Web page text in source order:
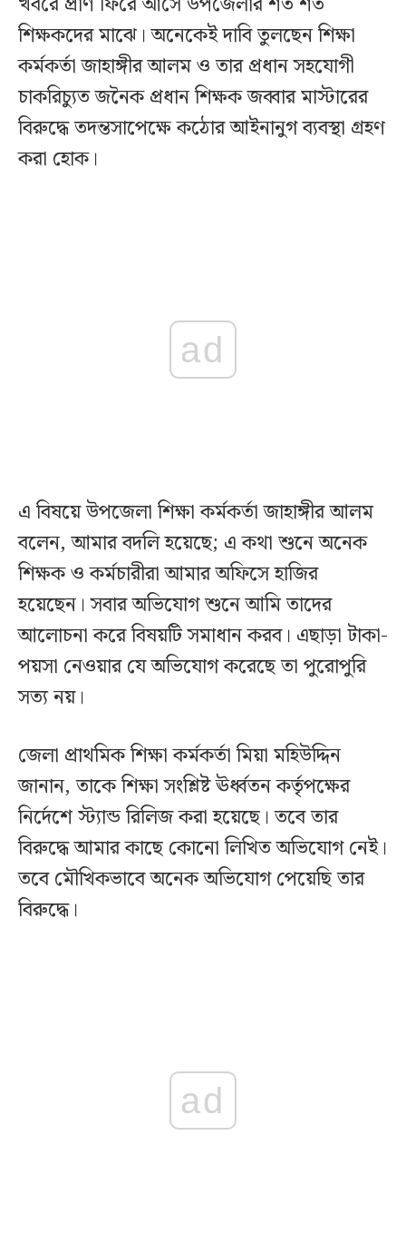
শিক্ষকদের মাঝে। অনেকেই দাবি তুলছেন শিক্ষা
কর্মকর্তা জাহাঙ্গীর আলম ও তার প্রধান সহযোগী
চাকরিচ্যুত জনৈক প্রধান শিক্ষক জব্বার মাস্টারের
বিরুদ্ধে তদন্তসাপেক্ষে কঠোর আইনানুগ ব্যবস্থা গ্রহণ
করা হোক।
ad
এ বিষয়ে উপজেলা শিক্ষা কর্মকর্তা জাহাঙ্গীর আলম
বলেন, আমার বদলি হয়েছে; এ কথা শুনে অনেক
শিক্ষক ও কর্মচারীরা আমার অফিসে হাজির
হয়েছেন। সবার অভিযোগ শুনে আমি তাদের
আলোচনা করে বিষয়টি সমাধান করব। এছাড়া টাকা-
পয়সা নেওয়ার যে অভিযোগ করেছে তা পুরোপুরি
সত্য নয়।
জেলা প্রাথমিক শিক্ষা কর্মকর্তা মিয়া মহিউদ্দিন
জানান, তাকে শিক্ষা সংশ্লিষ্ট ঊর্ধ্বতন কর্তৃপক্ষের
নির্দেশে স্ট্যান্ড রিলিজ করা হয়েছে। তবে তার
বিরুদ্ধে আমার কাছে কোনো লিখিত অভিযোগ নেই।
তবে মৌখিকভাবে অনেক অভিযোগ পেয়েছি তার
বিরুদ্ধে।
ad